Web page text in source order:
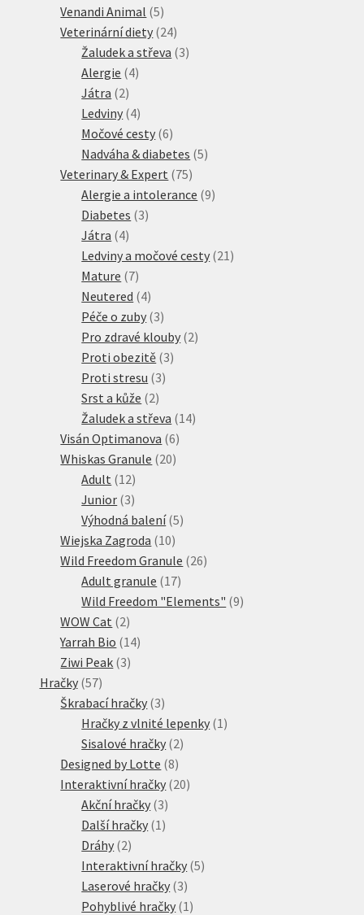
Venandi Animal 55
produktů
Veterinární diety 2424
produktů
Žaludek a střeva 33
Alergie 44
Játra 22
produkty
Ledviny 44
produkty
Močové cesty 66
produktů
Nadváha & diabetes 55
Veterinary & Expert 7575
produktů
Alergie a intolerance 99
Diabetes 33
Játra 44
produkty
Ledviny a močové cesty 21 21
Mature 77
produktů
Neutered 44
produkty
Péče o zuby 33
produkty
Pro zdravé klouby 22
Proti obezitě 33
Proti stresu 33
Srst a kůže 22
produkty
Žaludek a střeva 1414
Visán Optimanova 66
produktů
Whiskas Granule 2020
Adult 1212
produktů
Junior 33
produkty
Výhodná balení 55
Wiejska Zagroda 1010
produktů
Wild Freedom Granule 2626
Adult granule 1717
produktů
Wild Freedom "Elements" 99
WOW Cat 22
produkty
Yarrah Bio 1414
Ziwi Peak 33
Hračky 5757
produktů
Škrabací hračky 33
produkty
Hračky z vlnité lepenky 1 1
Sisalové hračky 22
Designed by Lotte 88
produktů
Interaktivní hračky 2020
Akční hračky 33
produkty
Další hračky 1 1
Dráhy 22
produkty
Interaktivní hračky 55
Laserové hračky 33
produkty
Pohyblivé hračky 1 1